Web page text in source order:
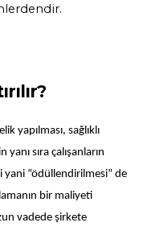
yapılması, sağlıklı
sıra çalışanların
yani “ödüllendirilmesi” de
bir maliyeti
vadede şirkete